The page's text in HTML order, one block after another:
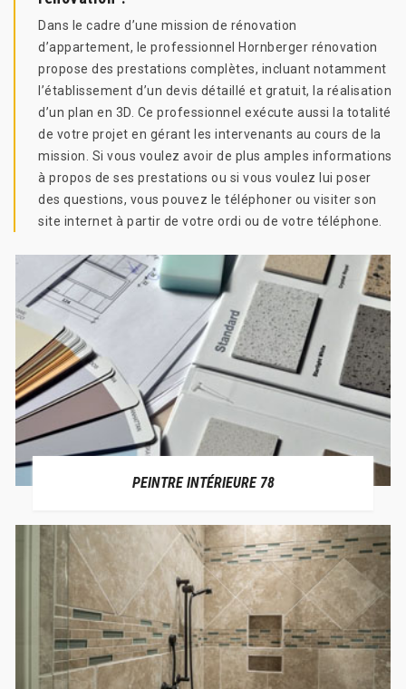
Dans le cadre d’une mission de rénovation
d’appartement, le professionnel Hornberger rénovation
propose des prestations complètes, incluant notamment
l’établissement d’un devis détaillé et gratuit, la réalisation
d’un plan en 3D. Ce professionnel exécute aussi la totalité
de votre projet en gérant les intervenants au cours de la
mission. Si vous voulez avoir de plus amples informations
à propos de ses prestations ou si vous voulez lui poser
des questions, vous pouvez le téléphoner ou visiter son
site internet à partir de votre ordi ou de votre téléphone.
PEINTRE INTÉRIEURE 78